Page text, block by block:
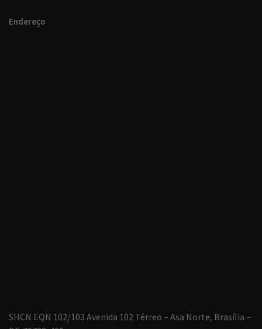
Endereço
SHCN EQN 102/103 Avenida 102 Térreo – Asa Norte, Brasília –